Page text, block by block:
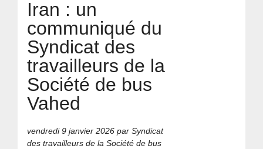
Iran : un
communiqué du
Syndicat des
travailleurs de la
Société de bus
Vahed
vendredi 9 janvier 2026 par Syndicat
des travailleurs de la Société de bus